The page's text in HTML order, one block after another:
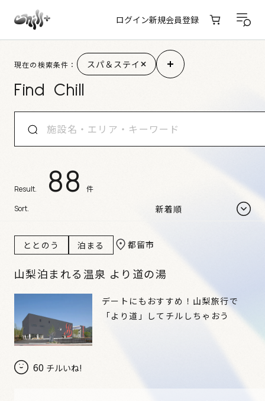
ログイン新規会員登録
Result. 88 件
Sort.
ととのう 泊まる 都留市
山梨泊まれる温泉 より道の湯
60 チルいね!
デートにもおすすめ！山梨旅行で
「より道」してチルしちゃおう
Find Chill
現在の検索条件： スパ＆ステイ